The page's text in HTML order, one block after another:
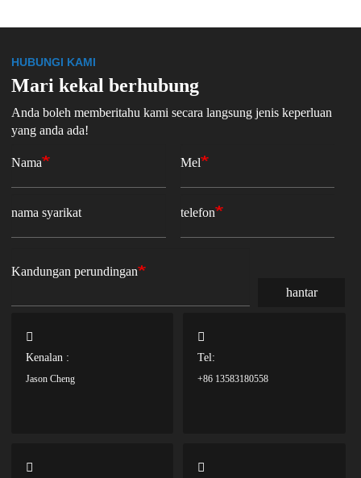
HUBUNGI KAMI
Mari kekal berhubung
Anda boleh memberitahu kami secara langsung jenis keperluan
yang anda ada!
Nama Mel
nama syarikat telefon
Kandungan perundingan
hantar
Kenalan :
Jason Cheng
Tel:
+86 13583180558